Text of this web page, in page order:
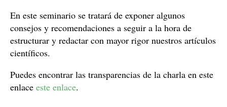
En este seminario se tratará de exponer algunos
consejos y recomendaciones a seguir a la hora de
estructurar y redactar con mayor rigor nuestros artículos
científicos.
Puedes encontrar las transparencias de la charla en este
enlace este enlace.